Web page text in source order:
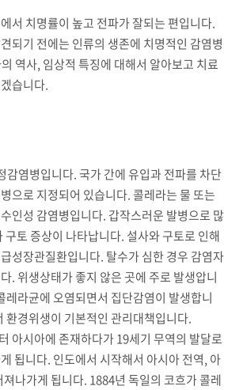
서 치명률이 높고 전파가 잘되는 편입니다.
되기 전에는 인류의 생존에 치명적인 감염병
역사, 임상적 특징에 대해서 알아보고 치료
습니다.
감염병입니다. 국가 간에 유입과 전파를 차단
으로 지정되어 있습니다. 콜레라는 물 또는
인성 감염병입니다. 갑작스러운 발병으로 많
구토 증상이 나타납니다. 설사와 구토로 인해
성장관질환입니다. 탈수가 심한 경우 감염자
. 위생상태가 좋지 않은 곳에 주로 발생압니
레라균에 오염되면서 집단감염이 발생합니
환경위생이 기본적인 관리대책입니다.
아시아에 존재하다가 19세기 무역의 발달로
됩니다. 인도에서 시작해서 아시아 전역, 아
나가게 됩니다. 1884년 독일의 코흐가 콜레